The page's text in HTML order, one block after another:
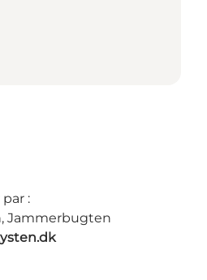
:
Jammerbugten